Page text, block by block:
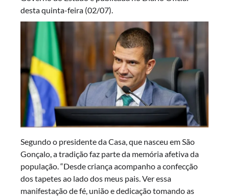
desta quinta-feira (02/07).
Segundo o presidente da Casa, que nasceu em São
Gonçalo, a tradição faz parte da memória afetiva da
população. “Desde criança acompanho a confecção
dos tapetes ao lado dos meus pais. Ver essa
manifestação de fé, união e dedicação tomando as